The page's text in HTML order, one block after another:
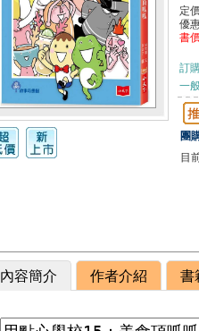
定
優
書
訂
一
團
目
內容簡介 作者介紹 書